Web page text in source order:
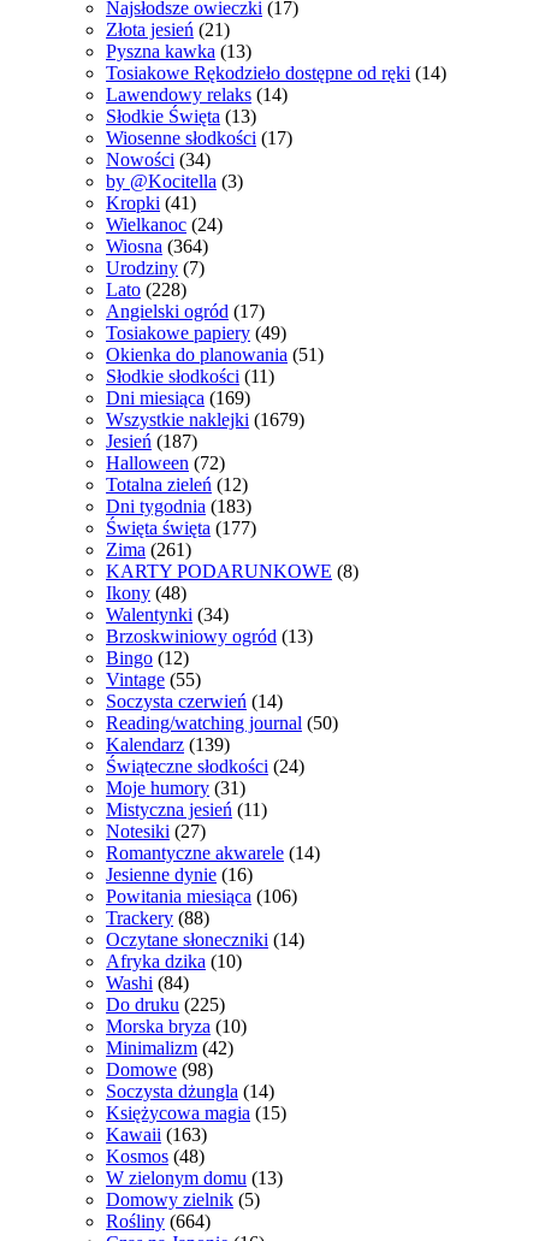
Najsłodsze owieczki (17)
Złota jesień (21)
Pyszna kawka (13)
Tosiakowe Rękodzieło dostępne od ręki (14)
Lawendowy relaks (14)
Słodkie Święta (13)
Wiosenne słodkości (17)
Nowości (34)
by @Kocitella (3)
Kropki (41)
Wielkanoc (24)
Wiosna (364)
Urodziny (7)
Lato (228)
Angielski ogród (17)
Tosiakowe papiery (49)
Okienka do planowania (51)
Słodkie słodkości (11)
Dni miesiąca (169)
Wszystkie naklejki (1679)
Jesień (187)
Halloween (72)
Totalna zieleń (12)
Dni tygodnia (183)
Święta święta (177)
Zima (261)
KARTY PODARUNKOWE (8)
Ikony (48)
Walentynki (34)
Brzoskwiniowy ogród (13)
Bingo (12)
Vintage (55)
Soczysta czerwień (14)
Reading/watching journal (50)
Kalendarz (139)
Świąteczne słodkości (24)
Moje humory (31)
Mistyczna jesień (11)
Notesiki (27)
Romantyczne akwarele (14)
Jesienne dynie (16)
Powitania miesiąca (106)
Trackery (88)
Oczytane słoneczniki (14)
Afryka dzika (10)
Washi (84)
Do druku (225)
Morska bryza (10)
Minimalizm (42)
Domowe (98)
Soczysta dżungla (14)
Księżycowa magia (15)
Kawaii (163)
Kosmos (48)
W zielonym domu (13)
Domowy zielnik (5)
Rośliny (664)